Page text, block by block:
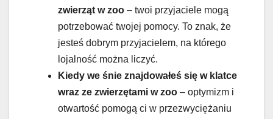
zwierząt w zoo – twoi przyjaciele mogą
potrzebować twojej pomocy. To znak, że
jesteś dobrym przyjacielem, na którego
lojalność można liczyć.
Kiedy we śnie znajdowałeś się w klatce
wraz ze zwierzętami w zoo – optymizm i
otwartość pomogą ci w przezwyciężaniu